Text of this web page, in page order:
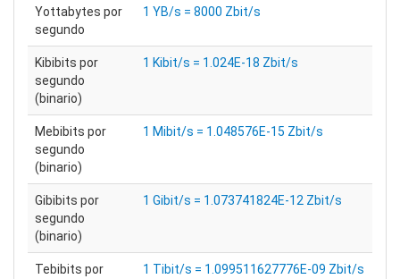
Yottabytes por
segundo
1 YB/s = 8000 Zbit/s
Kibibits por
segundo
(binario)
1 Kibit/s = 1.024E-18 Zbit/s
Mebibits por
segundo
(binario)
1 Mibit/s = 1.048576E-15 Zbit/s
Gibibits por
segundo
(binario)
1 Gibit/s = 1.073741824E-12 Zbit/s
Tebibits por
1 Tibit/s = 1.099511627776E-09 Zbit/s